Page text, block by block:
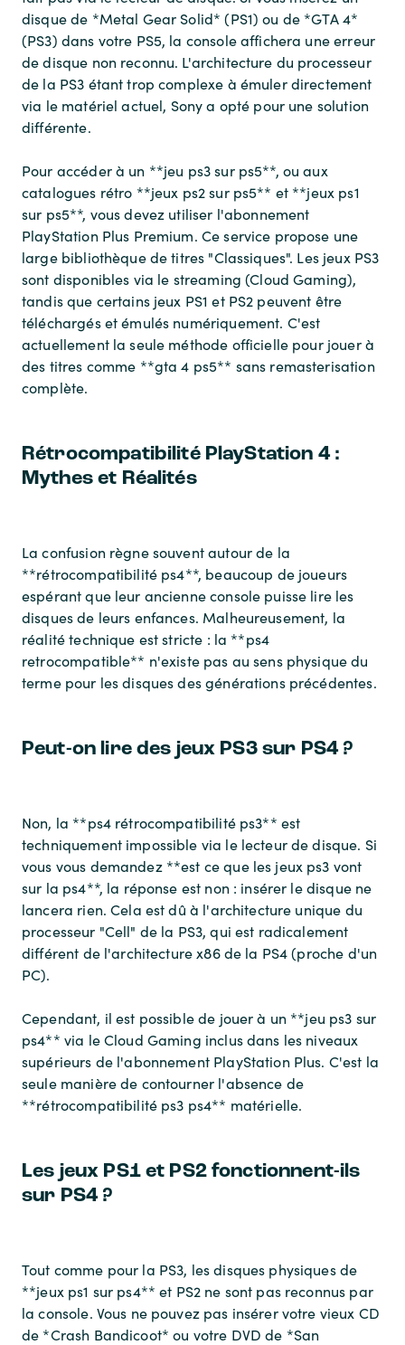
disque de *Metal Gear Solid* (PS1) ou de *GTA 4*
(PS3) dans votre PS5, la console affichera une erreur
de disque non reconnu. L'architecture du processeur
de la PS3 étant trop complexe à émuler directement
via le matériel actuel, Sony a opté pour une solution
différente.
Pour accéder à un **jeu ps3 sur ps5**, ou aux
catalogues rétro **jeux ps2 sur ps5** et **jeux ps1
sur ps5**, vous devez utiliser l'abonnement
PlayStation Plus Premium. Ce service propose une
large bibliothèque de titres "Classiques". Les jeux PS3
sont disponibles via le streaming (Cloud Gaming),
tandis que certains jeux PS1 et PS2 peuvent être
téléchargés et émulés numériquement. C'est
actuellement la seule méthode officielle pour jouer à
des titres comme **gta 4 ps5** sans remasterisation
complète.
Rétrocompatibilité PlayStation 4 :
Mythes et Réalités
La confusion règne souvent autour de la
**rétrocompatibilité ps4**, beaucoup de joueurs
espérant que leur ancienne console puisse lire les
disques de leurs enfances. Malheureusement, la
réalité technique est stricte : la **ps4
retrocompatible** n'existe pas au sens physique du
terme pour les disques des générations précédentes.
Peut-on lire des jeux PS3 sur PS4 ?
Non, la **ps4 rétrocompatibilité ps3** est
techniquement impossible via le lecteur de disque. Si
vous vous demandez **est ce que les jeux ps3 vont
sur la ps4**, la réponse est non : insérer le disque ne
lancera rien. Cela est dû à l'architecture unique du
processeur "Cell" de la PS3, qui est radicalement
différent de l'architecture x86 de la PS4 (proche d'un
PC).
Cependant, il est possible de jouer à un **jeu ps3 sur
ps4** via le Cloud Gaming inclus dans les niveaux
supérieurs de l'abonnement PlayStation Plus. C'est la
seule manière de contourner l'absence de
**rétrocompatibilité ps3 ps4** matérielle.
Les jeux PS1 et PS2 fonctionnent-ils
sur PS4 ?
Tout comme pour la PS3, les disques physiques de
**jeux ps1 sur ps4** et PS2 ne sont pas reconnus par
la console. Vous ne pouvez pas insérer votre vieux CD
de *Crash Bandicoot* ou votre DVD de *San